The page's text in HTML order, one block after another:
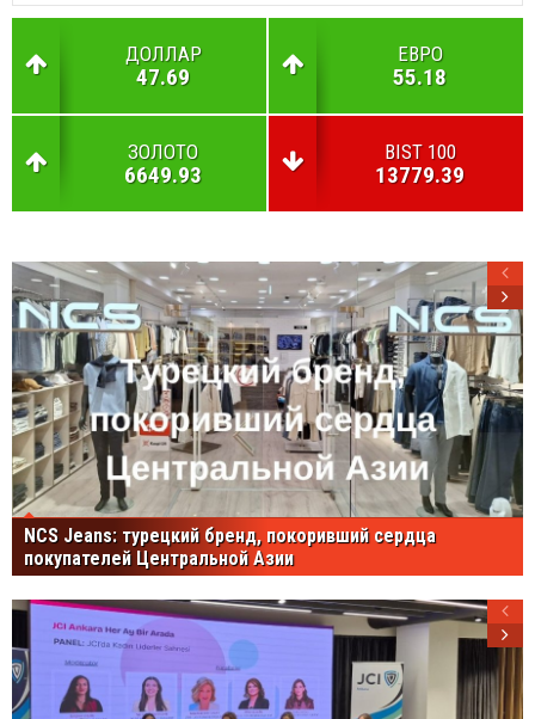
ДОЛЛАР
47.69
ЕВРО
55.18
ЗОЛОТО
6649.93
BIST 100
13779.39
NCS Jeans: турецкий бренд, покоривший сердца
покупателей Центральной Азии